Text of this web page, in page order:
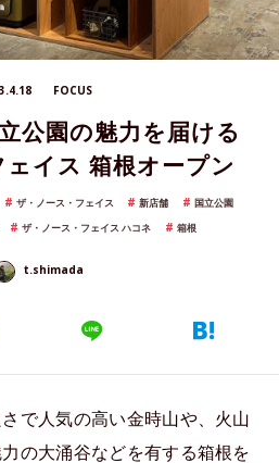
FOCUS
公園の魅力を届ける
イス 箱根オープン
ザ・ノース・フェイス 新店舗
国立公園
ザ・ノース・フェイス ハコネ 箱根
t.shimada
で人気の高い金時山や、火山
の大涌谷などを有する箱根を